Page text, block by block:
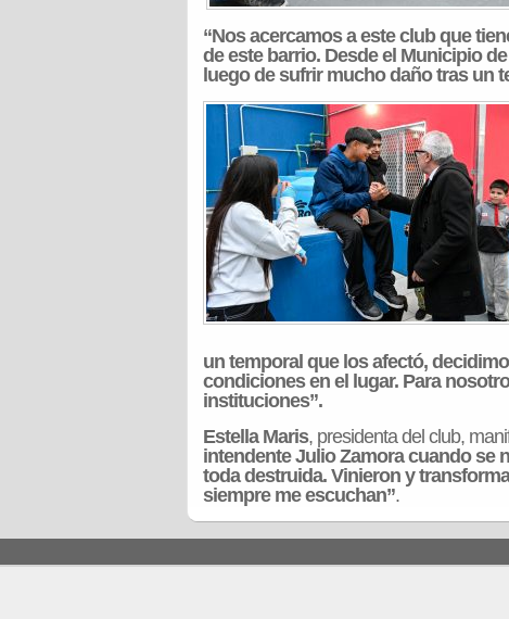
“Nos acercamos a este club que
de este barrio. Desde el Municipio
luego de sufrir mucho daño tras un
un temporal que los afectó,
condiciones en el lugar. Para
instituciones”.
Estella Maris, presidenta del club,
intendente Julio Zamora cuando se
toda destruida. Vinieron y
siempre me escuchan”.